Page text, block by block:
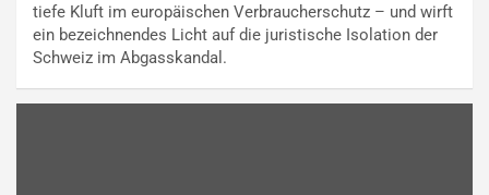
tiefe Kluft im europäischen Verbraucherschutz – und wirft
ein bezeichnendes Licht auf die juristische Isolation der
Schweiz im Abgasskandal.